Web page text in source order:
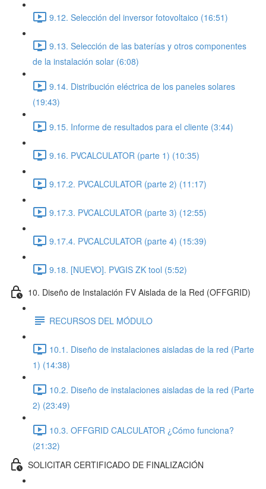
9.12. Selección del inversor fotovoltaico (16:51)
9.13. Selección de las baterías y otros componentes
de la instalación solar (6:08)
9.14. Distribución eléctrica de los paneles solares
(19:43)
9.15. Informe de resultados para el cliente (3:44)
9.16. PVCALCULATOR (parte 1) (10:35)
9.17.2. PVCALCULATOR (parte 2) (11:17)
9.17.3. PVCALCULATOR (parte 3) (12:55)
9.17.4. PVCALCULATOR (parte 4) (15:39)
9.18. [NUEVO]. PVGIS ZK tool (5:52)
10. Diseño de Instalación FV Aislada de la Red (OFFGRID)
RECURSOS DEL MÓDULO
10.1. Diseño de instalaciones aisladas de la red (Parte
1) (14:38)
10.2. Diseño de instalaciones aisladas de la red (Parte
2) (23:49)
10.3. OFFGRID CALCULATOR ¿Cómo funciona?
(21:32)
SOLICITAR CERTIFICADO DE FINALIZACIÓN